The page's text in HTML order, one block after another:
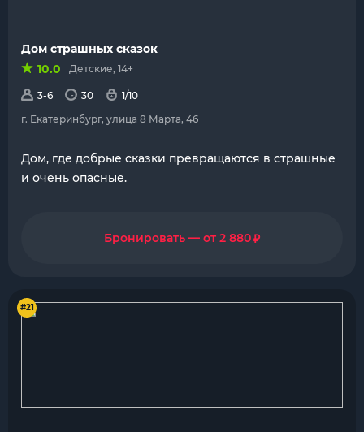
Дом страшных сказок
10.0
Детские, 14+
3-6 30
1/10
г. Екатеринбург, улица 8 Марта, 46
Дом, где добрые сказки превращаются в страшные
и очень опасные.
Бронировать — от 2 880₽
#21